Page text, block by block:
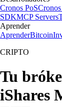
Cronos PoS
SDKMCP Servers
Aprender
AprenderBitcoin
CRIPTO
Tu
iShares